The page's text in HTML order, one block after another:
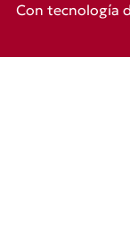
Con tecnología